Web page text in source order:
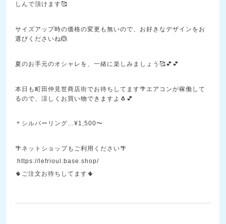
しんで頂けます🥰
サイズアップ時の価格の変更も無いので、お好きなデザインをお
選びくださいね🙆
夏のお手元のオシャレを、一緒に楽しみましょう🥰💕💕
本日も町田仲見世商店街でお待ちしてます🌴エアコンが稼働して
るので、涼しくお買い物できますよ🐧💕
＊シルバーリング…¥1,500〜
🌴ネットショップもご利用ください🌴
https://lefrioul.base.shop/
🌵ご注文お待ちしてます🌵